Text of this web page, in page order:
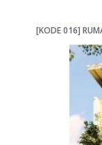
[KODE 016]